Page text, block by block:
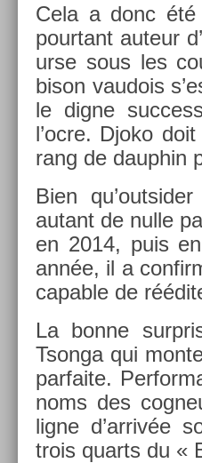
Cela a donc
pour­tant auteur
ur­se sous les
bison vaudois
le digne
l’ocre. Djoko
rang de daup­hin
Bien
autant de nulle
en 2014, puis
année, il a
cap­able de
La bonne
Tson­ga qui
parfaite.
noms des
ligne d’arrivée
trois quarts du «